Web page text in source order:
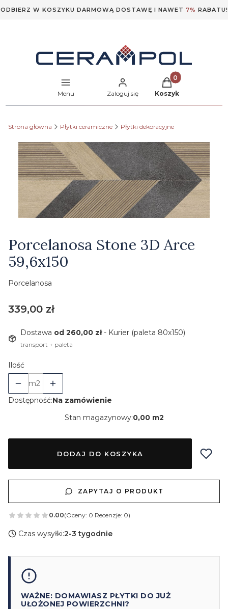
ODBIERZ W KOSZYKU DARMOWĄ DOSTAWĘ I NAWET 7% RABATU!
Menu Zaloguj się
Produkty w
Koszyk
Strona główna Płytki ceramiczne Płytki dekoracyjne
Porcelanosa Stone 3D Arce
59,6x150
Porcelanosa
Cena
339,00 zł
Dostawa od 260,00 zł- Kurier (paleta 80x150)
transport + paleta
Ilość
m2
Dostępność:Na zamówienie
Stan magazynowy:0,00 m2
DODAJ DO KOSZYKA
ZAPYTAJ O PRODUKT
0.00(Oceny: 0 Recenzje: 0)
Czas wysyłki:2-3 tygodnie
WAŻNE: DOMAWIASZ PŁYTKI DO JUŻ
UŁOŻONEJ POWIERZCHNI?